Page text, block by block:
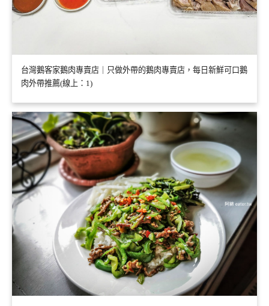
台灣鵝客家鵝肉專賣店｜只做外帶的鵝肉專賣店，每日新鮮可口鵝
肉外帶推薦(線上：1)